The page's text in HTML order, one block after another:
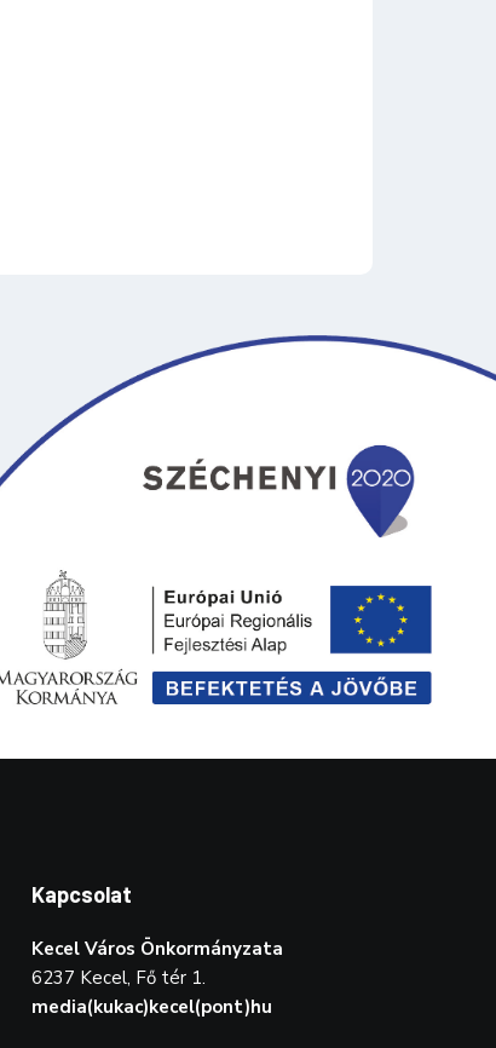
Kapcsolat
Kecel Város Önkormányzata
6237 Kecel, Fő tér 1.
media(kukac)kecel(pont)hu